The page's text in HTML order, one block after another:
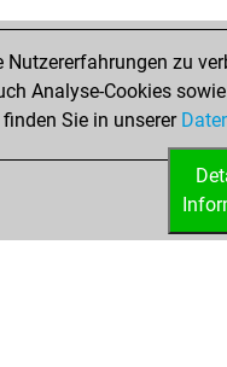
zu
Analyse-Cookies
Sie in unserer